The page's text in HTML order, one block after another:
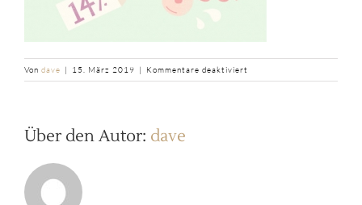
Von dave | 15. März 2019 | Kommentare deaktiviert
Über den Autor: dave